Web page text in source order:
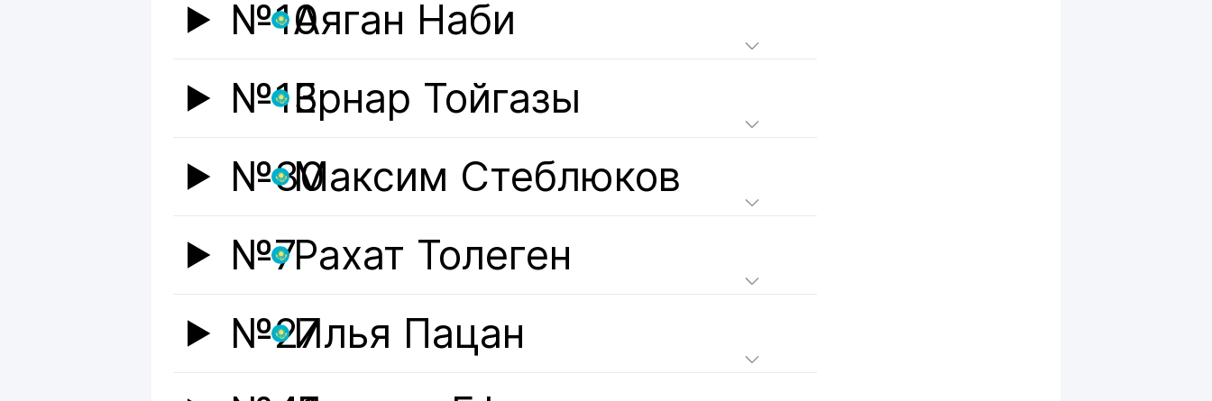
№10Аяган Наби
№13Ернар Тойгазы
№30Максим Стеблюков
№7Рахат Толеген
№27Илья Пацан